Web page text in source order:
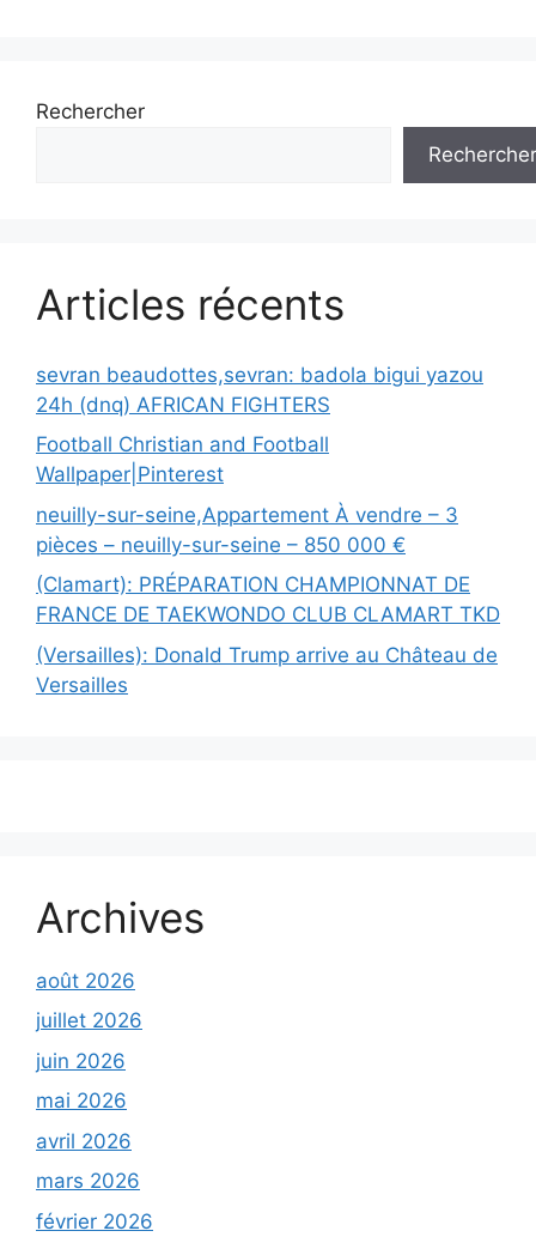
Rechercher
Rechercher
Articles récents
sevran beaudottes,sevran: badola bigui yazou
24h (dnq) AFRICAN FIGHTERS
Football Christian and Football
Wallpaper|Pinterest
neuilly-sur-seine,Appartement À vendre – 3
pièces – neuilly-sur-seine – 850 000 €
(Clamart): PRÉPARATION CHAMPIONNAT DE
FRANCE DE TAEKWONDO CLUB CLAMART TKD
(Versailles): Donald Trump arrive au Château de
Versailles
Archives
août 2026
juillet 2026
juin 2026
mai 2026
avril 2026
mars 2026
février 2026